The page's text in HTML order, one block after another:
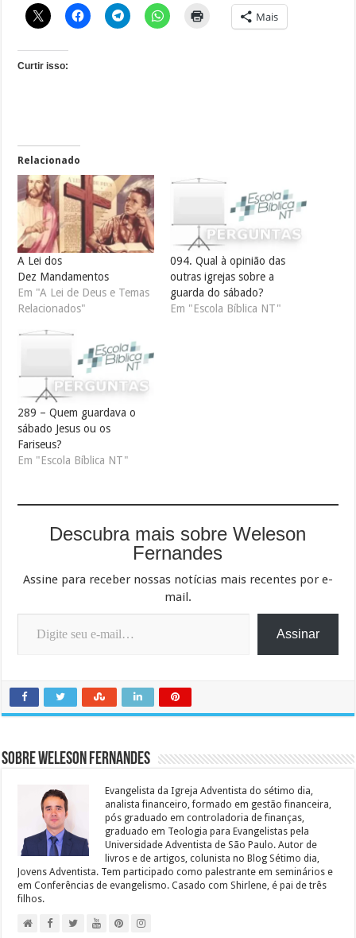
Mais
Curtir isso:
Relacionado
A Lei dos
Dez Mandamentos
Em "A Lei de Deus e Temas
Relacionados"
094. Qual à opinião das
outras igrejas sobre a
guarda do sábado?
Em "Escola Bíblica NT"
289 – Quem guardava o
sábado Jesus ou os
Fariseus?
Em "Escola Bíblica NT"
Descubra mais sobre Weleson
Fernandes
Assine para receber nossas notícias mais recentes por e-
mail.
Digite seu e-mail…
Assinar
Sobre Weleson Fernandes
Evangelista da Igreja Adventista do sétimo dia,
analista financeiro, formado em gestão financeira,
pós graduado em controladoria de finanças,
graduado em Teologia para Evangelistas pela
Universidade Adventista de São Paulo. Autor de
livros e de artigos, colunista no Blog Sétimo dia,
Jovens Adventista. Tem participado como palestrante em seminários e
em Conferências de evangelismo. Casado com Shirlene, é pai de três
filhos.